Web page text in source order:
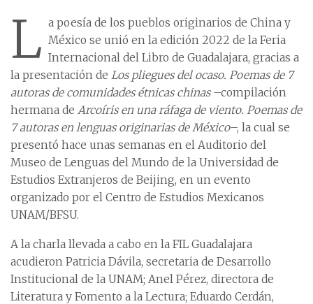
L a poesía de los pueblos originarios de China y
México se unió en la edición 2022 de la Feria
Internacional del Libro de Guadalajara, gracias a
la presentación de Los pliegues del ocaso. Poemas de 7
autoras de comunidades étnicas chinas–compilación
hermana de Arcoíris en una ráfaga de viento. Poemas de
7 autoras en lenguas originarias de México–, la cual se
presentó hace unas semanas en el Auditorio del
Museo de Lenguas del Mundo de la Universidad de
Estudios Extranjeros de Beijing, en un evento
organizado por el Centro de Estudios Mexicanos
UNAM/BFSU.
A la charla llevada a cabo en la FIL Guadalajara
acudieron Patricia Dávila, secretaria de Desarrollo
Institucional de la UNAM; Anel Pérez, directora de
Literatura y Fomento a la Lectura; Eduardo Cerdán,